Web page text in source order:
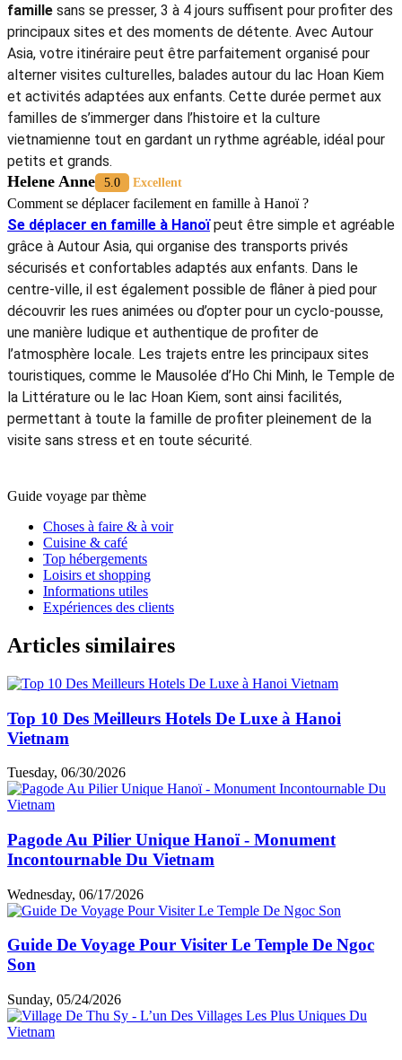
famille sans se presser, 3 à 4 jours suffisent pour profiter des
principaux sites et des moments de détente. Avec Autour
Asia, votre itinéraire peut être parfaitement organisé pour
alterner visites culturelles, balades autour du lac Hoan Kiem
et activités adaptées aux enfants. Cette durée permet aux
familles de s’immerger dans l’histoire et la culture
vietnamienne tout en gardant un rythme agréable, idéal pour
petits et grands.
Helene Anne 5.0 Excellent
Comment se déplacer facilement en famille à Hanoï ?
Se déplacer en famille à Hanoïpeut être simple et agréable
grâce à Autour Asia, qui organise des transports privés
sécurisés et confortables adaptés aux enfants. Dans le
centre-ville, il est également possible de flâner à pied pour
découvrir les rues animées ou d’opter pour un cyclo-pousse,
une manière ludique et authentique de profiter de
l’atmosphère locale. Les trajets entre les principaux sites
touristiques, comme le Mausolée d’Ho Chi Minh, le Temple de
la Littérature ou le lac Hoan Kiem, sont ainsi facilités,
permettant à toute la famille de profiter pleinement de la
visite sans stress et en toute sécurité.
Guide voyage par thème
Choses à faire & à voir
Cuisine & café
Top hébergements
Loisirs et shopping
Informations utiles
Expériences des clients
Articles similaires
Top 10 Des Meilleurs Hotels De Luxe à Hanoi
Vietnam
Tuesday, 06/30/2026
Pagode Au Pilier Unique Hanoï - Monument
Incontournable Du Vietnam
Wednesday, 06/17/2026
Guide De Voyage Pour Visiter Le Temple De Ngoc
Son
Sunday, 05/24/2026